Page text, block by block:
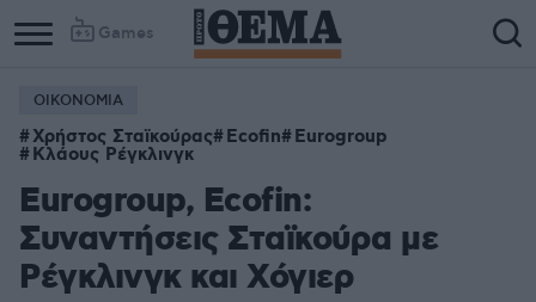
Games
ΟΙΚΟΝΟΜΙΑ
Χρήστος Σταϊκούρας Ecofin Eurogroup
Κλάους Ρέγκλινγκ
Eurogroup, Ecofin:
Συναντήσεις Σταϊκούρα με
Ρέγκλινγκ και Χόγιερ